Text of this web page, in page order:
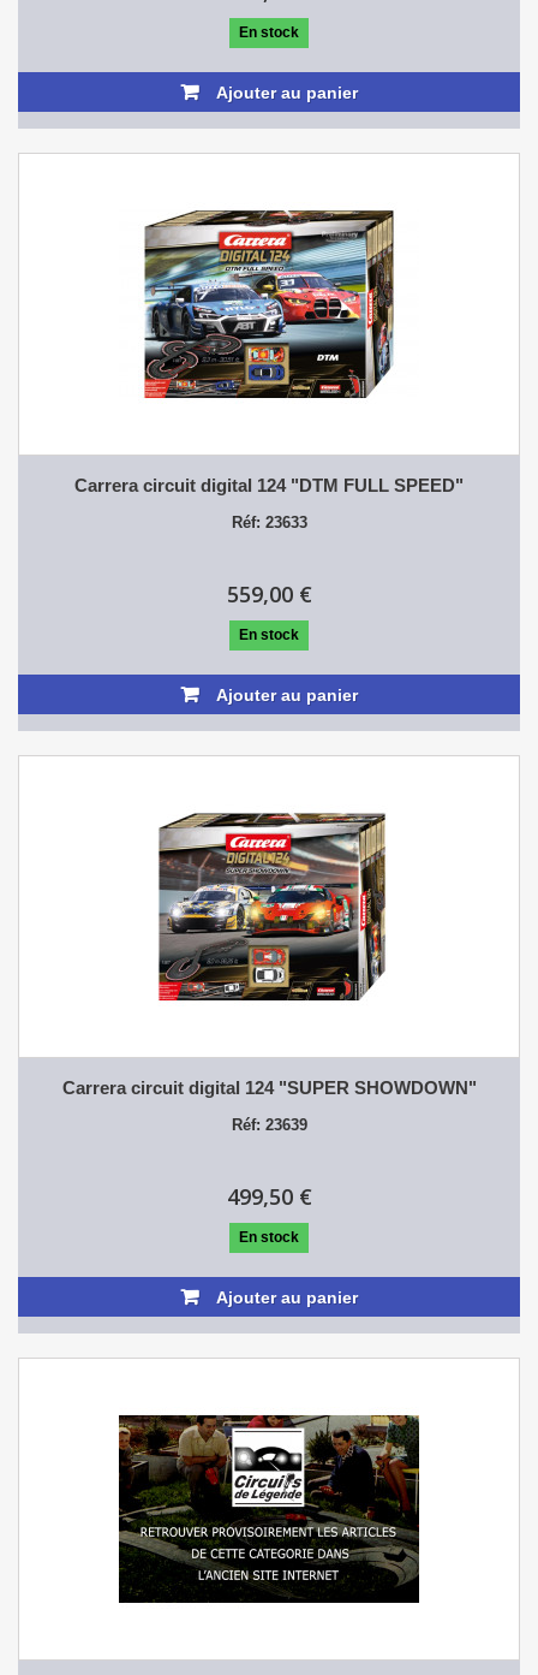
En stock
Ajouter au panier
Carrera circuit digital 124 "DTM FULL SPEED"
Réf: 23633
559,00 €
En stock
Ajouter au panier
Carrera circuit digital 124 "SUPER SHOWDOWN"
Réf: 23639
499,50 €
En stock
Ajouter au panier